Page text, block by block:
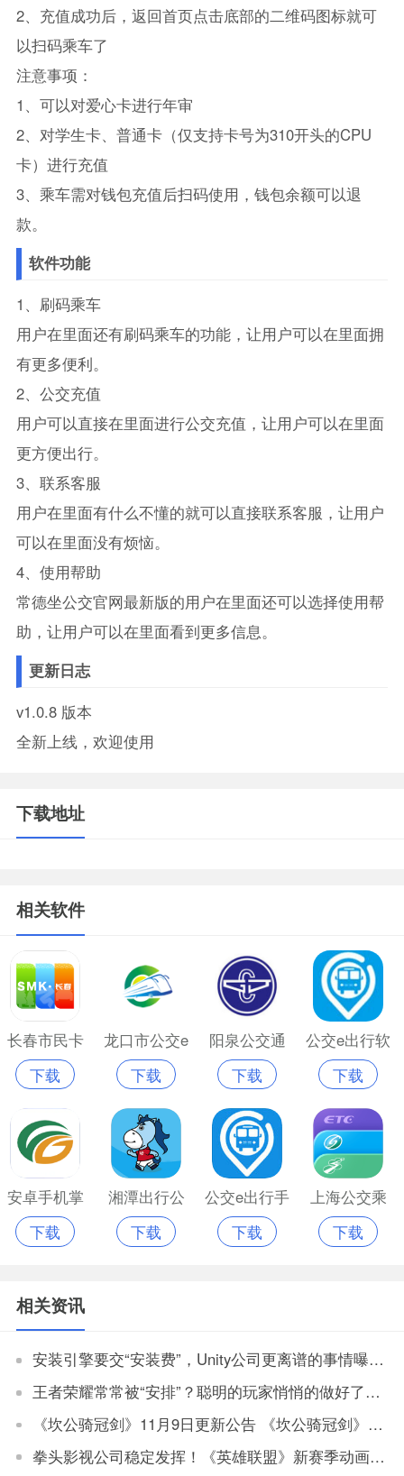
2、充值成功后，返回首页点击底部的二维码图标就可
以扫码乘车了
注意事项：
1、可以对爱心卡进行年审
2、对学生卡、普通卡（仅支持卡号为310开头的CPU
卡）进行充值
3、乘车需对钱包充值后扫码使用，钱包余额可以退
款。
软件功能
1、刷码乘车
用户在里面还有刷码乘车的功能，让用户可以在里面拥
有更多便利。
2、公交充值
用户可以直接在里面进行公交充值，让用户可以在里面
更方便出行。
3、联系客服
用户在里面有什么不懂的就可以直接联系客服，让用户
可以在里面没有烦恼。
4、使用帮助
常德坐公交官网最新版的用户在里面还可以选择使用帮
助，让用户可以在里面看到更多信息。
更新日志
v1.0.8 版本
全新上线，欢迎使用
下载地址
相关软件
长春市民卡
公交乘车
下载
龙口市公交e
出行
下载
阳泉公交通
app最新版
下载
公交e出行软
件
下载
安卓手机掌
上公交
下载
湘潭出行公
交app
下载
公交e出行手
机app
下载
上海公交乘
车码app官网
下载
相关资讯
安装引擎要交“安装费”，Unity公司更离谱的事情曝光了
王者荣耀常常被“安排”？聪明的玩家悄悄的做好了这三点
《坎公骑冠剑》11月9日更新公告 《坎公骑冠剑》11月9日更新一览
拳头影视公司稳定发挥！《英雄联盟》新赛季动画公布